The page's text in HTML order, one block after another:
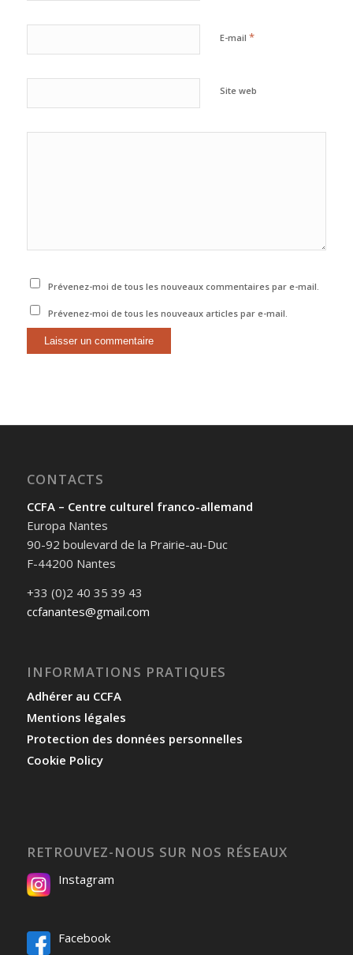
E-mail *
Site web
Prévenez-moi de tous les nouveaux commentaires par e-mail.
Prévenez-moi de tous les nouveaux articles par e-mail.
CONTACTS
CCFA – Centre culturel franco-allemand
Europa Nantes
90-92 boulevard de la Prairie-au-Duc
F-44200 Nantes
+33 (0)2 40 35 39 43
ccfanantes@gmail.com
INFORMATIONS PRATIQUES
Adhérer au CCFA
Mentions légales
Protection des données personnelles
Cookie Policy
RETROUVEZ-NOUS SUR NOS RÉSEAUX
Instagram
Facebook